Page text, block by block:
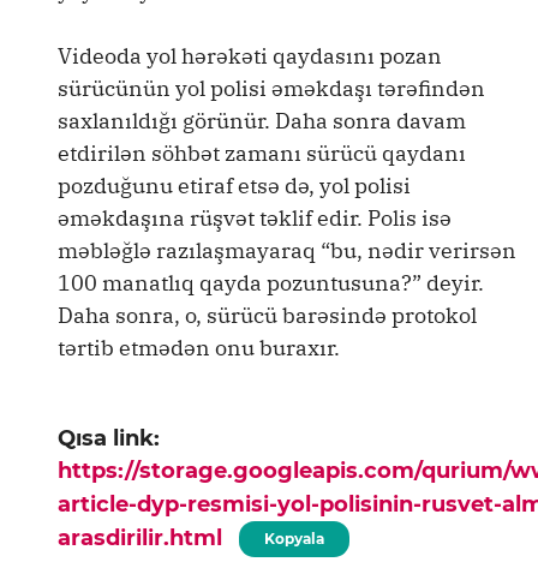
Videoda yol hərəkəti qaydasını pozan
sürücünün yol polisi əməkdaşı tərəfindən
saxlanıldığı görünür. Daha sonra davam
etdirilən söhbət zamanı sürücü qaydanı
pozduğunu etiraf etsə də, yol polisi
əməkdaşına rüşvət təklif edir. Polis isə
məbləğlə razılaşmayaraq “bu, nədir verirsən
100 manatlıq qayda pozuntusuna?” deyir.
Daha sonra, o, sürücü barəsində protokol
tərtib etmədən onu buraxır.
Qısa link:
https://storage.googleapis.com/qurium/
article-dyp-resmisi-yol-polisinin-rusvet-
arasdirilir.html
Kopyala